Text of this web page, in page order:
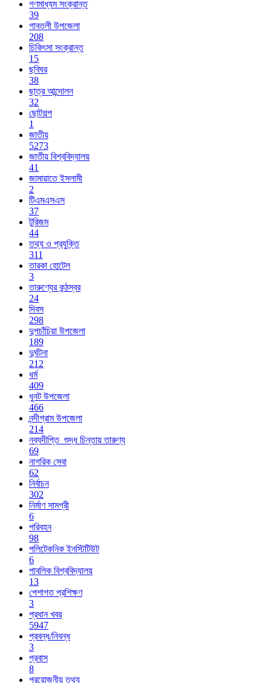
গণমাধ্যম সংক্রান্ত
39
গাবতলী উপজেলা
208
চিকিৎসা সংক্রান্ত
15
ছবিঘর
38
ছাত্র আন্দোলন
32
ছোটগল্প
1
জাতীয়
5273
জাতীয় বিশ্ববিদ্যালয়
41
জামায়াতে ইসলামী
2
টিএমএসএস
37
টুরিজম
44
তথ্য ও প্রযুক্তি
311
তারকা হোটেল
3
তারুণ্যের কন্ঠস্বর
24
দিবস
298
দুপচাঁচিয়া উপজেলা
189
দুর্ঘটনা
212
ধর্ম
409
ধুনট উপজেলা
466
নন্দীগ্রাম উপজেলা
214
নব্যদীপ্তি_শুদ্ধ চিন্তায় তারুণ্য
69
নাগরিক সেবা
62
নির্বাচন
302
নির্মাণ সামগ্রী
6
পরিবহন
98
পলিটেকনিক ইনস্টিটিউট
6
পাবলিক বিশ্ববিদ্যালয়
13
পেশাগত প্রশিক্ষণ
3
প্রধান খবর
5947
প্রবন্ধ/নিবন্ধ
3
প্রবাস
8
প্রয়োজনীয় তথ্য